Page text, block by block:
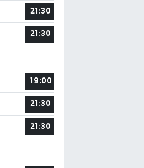
21:30
21:30
19:00
21:30
21:30